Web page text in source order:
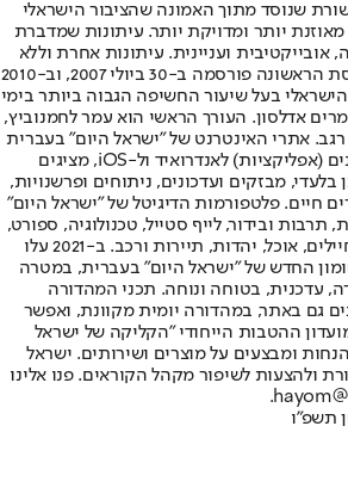
שנוסד מתוך האמונה שהציבור הישראלי
מאוזנת יותר ומדויקת יותר. עיתונות שמדברת
אובייקטיבית ועניינית. עיתונות אחרת וללא
תשלום. המהדורה המודפסת הראשונה פורסמה ב-30 ביולי 2007, וב-2010
בעל שיעור החשיפה הגבוה ביותר בימי
אדלסון. העורך הראשי הוא עמר לחמנוביץ,
אתרי האינטרנט של "ישראל היום" בעברית
ובאנגלית, כמו כן היישומונים (אפליקציות) לאנדרואיד ול-iOS, מציגים
מבזקים ועדכונים, ניתוחים ופרשנויות,
חיים. פלטפורמות הדיגיטל של "ישראל היום"
תרבות ובידור, לייף סטייל, טכנולוגיה, ספורט,
כלכלה וצרכנות, בריאות, חיילים, אוכל, יהדות, תיירות ורכב. ב-2021 עלו
החדש של "ישראל היום" בעברית, במטרה
עדכנית, בטוחה ונוחה. תכני המהדורה
גם באתר, במהדורה יומית מקוונת, ואפשר
ההטבות הייחודי "הקליקה של ישראל
ומבצעים על מוצרים ושירותים. ישראל
ולהצעות לשיפור מקהל הקוראים. פנו אלינו
תשפ"ו